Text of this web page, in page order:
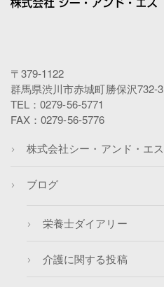
〒379-1122
群馬県渋川市赤城町勝保沢732-3
TEL：0279-56-5771
FAX：0279-56-5776
株式会社シー・アンド・エス
ブログ
栄養士ダイアリー
介護に関する投稿